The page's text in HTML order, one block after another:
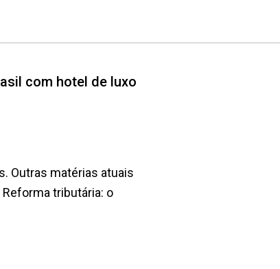
com hotel de luxo
Outras matérias atuais
tributária: o